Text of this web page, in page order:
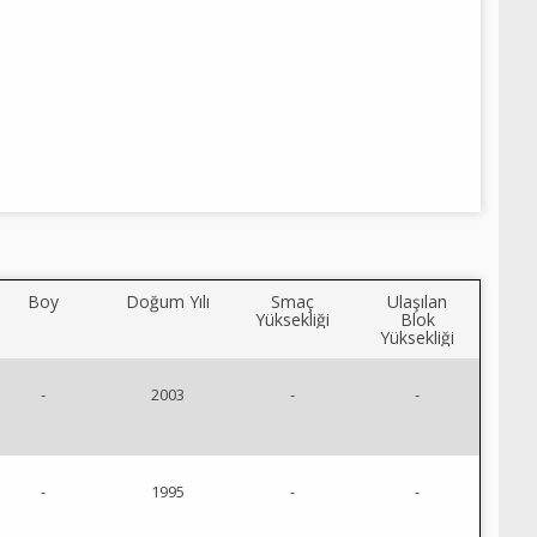
Boy Doğum Yılı Smaç
Yüksekliği
Ulaşılan
Blok
Yüksekliği
- 2003 - -
- 1995 - -